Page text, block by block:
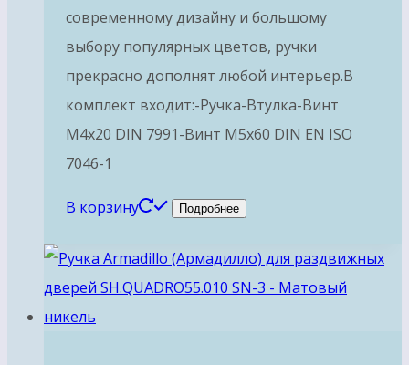
современному дизайну и большому
выбору популярных цветов, ручки
прекрасно дополнят любой интерьер.В
комплект входит:-Ручка-Втулка-Винт
М4х20 DIN 7991-Винт М5х60 DIN EN ISO
7046-1
В корзину Подробнее